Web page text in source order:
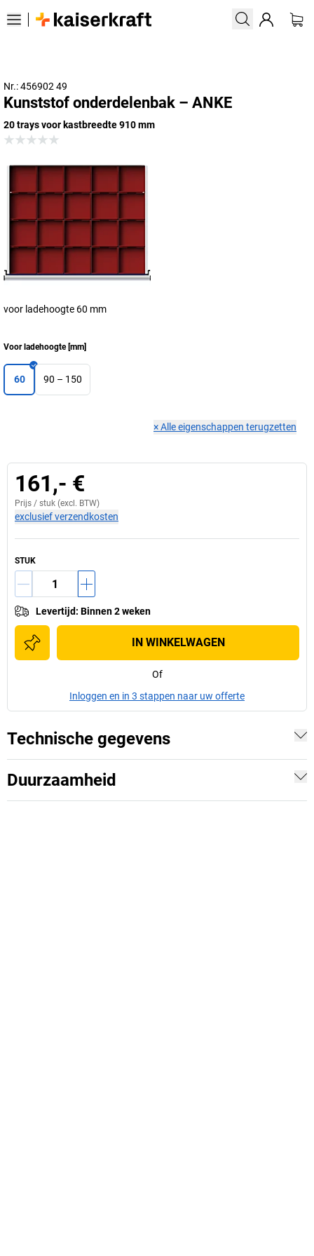
Nr.: 456902 49
Kunststof onderdelenbak – ANKE
20 trays voor kastbreedte 910 mm
voor ladehoogte 60 mm
Voor ladehoogte[mm]
60 90 – 150
×Alle eigenschappen terugzetten
161,- €
Prijs / stuk (excl. BTW)
exclusief verzendkosten
STUK
Levertijd: Binnen 2 weken
IN WINKELWAGEN
Of
Inloggen en in 3 stappen naar uw offerte
Technische gegevens
Duurzaamheid